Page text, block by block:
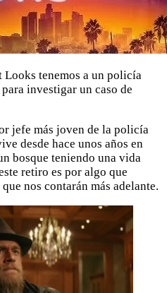
Looks tenemos a un policía
investigar un caso de
jefe más joven de la policía
desde hace unos años en
bosque teniendo una vida
retiro es por algo que
nos contarán más adelante.